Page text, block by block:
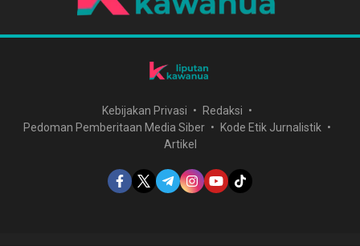
Kebijakan Privasi
Redaksi
Pedoman Pemberitaan Media Siber
Kode Etik Jurnalistik
Artikel